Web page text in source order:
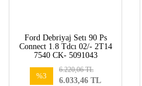
Ford Debriyaj Setı 90 Ps
Connect 1.8 Tdcı 02/- 2T14
7540 CK- 5091043
%3
6.033,46 TL
6.220,06 TL